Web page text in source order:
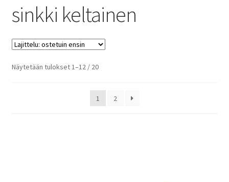
yksityisyyttä
peruuttamisoikeus
Ottaa yhteyttä
sinkki keltainen
Näytetään tulokset 1–12 / 20Suosituimmat
1 2